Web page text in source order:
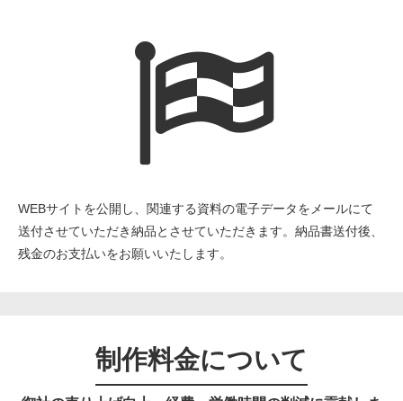
WEBサイトを公開し、関連する資料の電子データをメールにて
送付させていただき納品とさせていただきます。納品書送付後、
残金のお支払いをお願いいたします。
制作料金について